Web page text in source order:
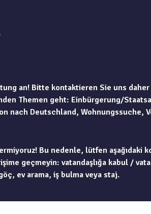
an! Bitte kontaktieren Sie uns
Themen geht: Einbürgerung/
nach Deutschland, Wohnungssuche,
Bu nedenle, lütfen aşağıdaki
geçmeyin: vatandaşlığa kabul /
ev arama, iş bulma veya staj.